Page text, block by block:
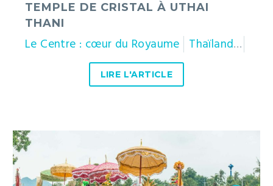
TEMPLE DE CRISTAL À UTHAI
THANI
Le Centre : cœur du Royaume Thaïlande
LIRE L'ARTICLE
Kathina
:
vivre